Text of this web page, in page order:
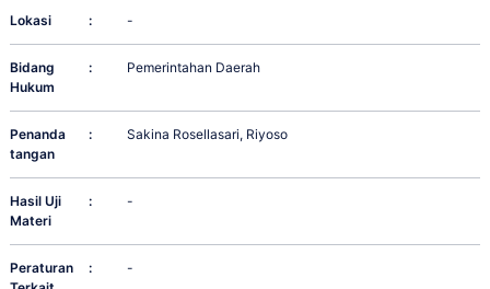
Lokasi : -
Bidang
Hukum
: Pemerintahan Daerah
Penanda
tangan
: Sakina Rosellasari, Riyoso
Hasil Uji
Materi
: -
Peraturan
: -